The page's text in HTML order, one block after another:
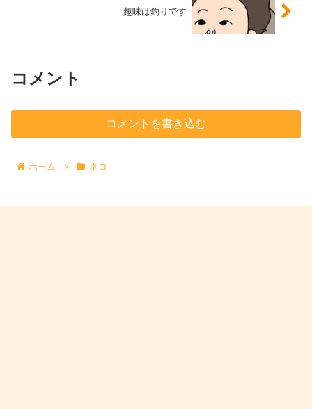
趣味は釣りです
コメント
コメントを書き込む
ホーム ネコ